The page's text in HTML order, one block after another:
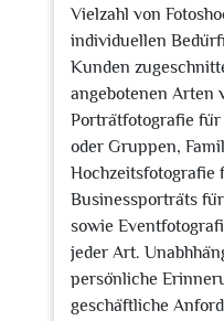
Vielzahl von
individuellen
Kunden
angebotenen Arten
Porträtfotografie für
oder Gruppen,
Hochzeitsfotografie
Businessporträts
sowie
jeder Art.
persönliche
geschäftliche